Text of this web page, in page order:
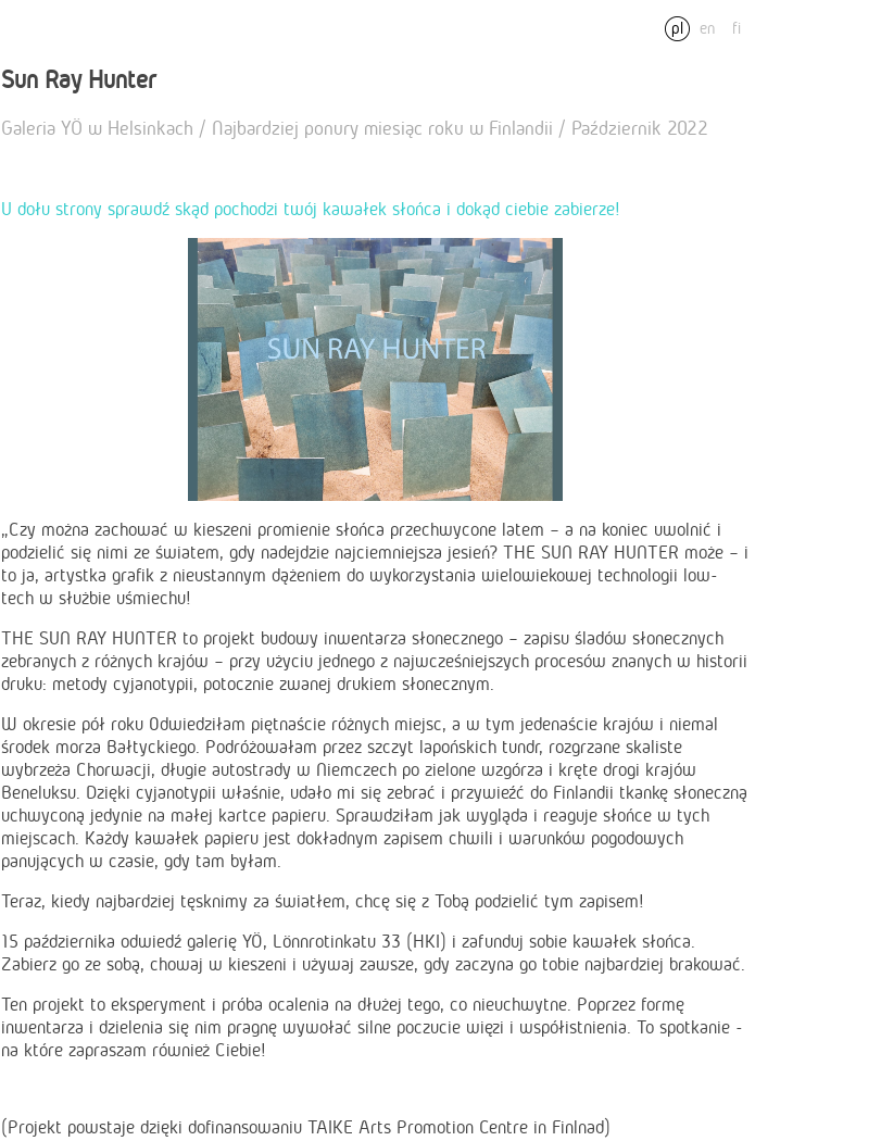
pl en fi
Sun Ray Hunter
Galeria YÖ w Helsinkach / Najbardziej ponury miesiąc roku w Finlandii / Październik 2022
U dołu strony sprawdź skąd pochodzi twój kawałek słońca i dokąd ciebie zabierze!
„Czy można zachować w kieszeni promienie słońca przechwycone latem – a na koniec uwolnić i
podzielić się nimi ze światem, gdy nadejdzie najciemniejsza jesień? THE SUN RAY HUNTER może – i
to ja, artystka grafik z nieustannym dążeniem do wykorzystania wielowiekowej technologii low-
tech w służbie uśmiechu!
THE SUN RAY HUNTER to projekt budowy inwentarza słonecznego – zapisu śladów słonecznych
zebranych z różnych krajów – przy użyciu jednego z najwcześniejszych procesów znanych w historii
druku: metody cyjanotypii, potocznie zwanej drukiem słonecznym.
W okresie pół roku 0dwiedziłam piętnaście różnych miejsc, a w tym jedenaście krajów i niemal
środek morza Bałtyckiego. Podróżowałam przez szczyt lapońskich tundr, rozgrzane skaliste
wybrzeża Chorwacji, długie autostrady w Niemczech po zielone wzgórza i kręte drogi krajów
Beneluksu. Dzięki cyjanotypii właśnie, udało mi się zebrać i przywieźć do Finlandii tkankę słoneczną
uchwyconą jedynie na małej kartce papieru. Sprawdziłam jak wygląda i reaguje słońce w tych
miejscach. Każdy kawałek papieru jest dokładnym zapisem chwili i warunków pogodowych
panujących w czasie, gdy tam byłam.
Teraz, kiedy najbardziej tęsknimy za światłem, chcę się z Tobą podzielić tym zapisem!
15 października odwiedź galerię YÖ, Lönnrotinkatu 33 (HKI) i zafunduj sobie kawałek słońca.
Zabierz go ze sobą, chowaj w kieszeni i używaj zawsze, gdy zaczyna go tobie najbardziej brakować.
Ten projekt to eksperyment i próba ocalenia na dłużej tego, co nieuchwytne. Poprzez formę
inwentarza i dzielenia się nim pragnę wywołać silne poczucie więzi i współistnienia. To spotkanie -
na które zapraszam również Ciebie!
(Projekt powstaje dzięki dofinansowaniu TAIKE Arts Promotion Centre in Finlnad)